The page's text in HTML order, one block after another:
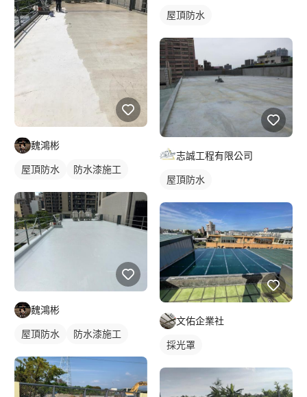
魏鴻彬
屋頂防水 防水漆施工
魏鴻彬
屋頂防水 防水漆施工
屋頂防水
志誠工程有限公司
屋頂防水
文佑企業社
採光罩